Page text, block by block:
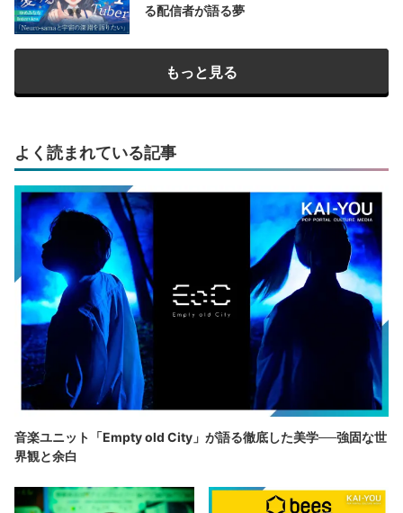
る配信者が語る夢
もっと見る
よく読まれている記事
音楽ユニット「Empty old City」が語る徹底した美学──強固な世
界観と余白